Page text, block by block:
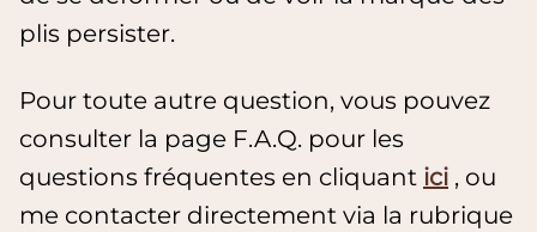
plis persister.
Pour toute autre question, vous pouvez
consulter la page F.A.Q. pour les
questions fréquentes en cliquant ici , ou
me contacter directement via la rubrique